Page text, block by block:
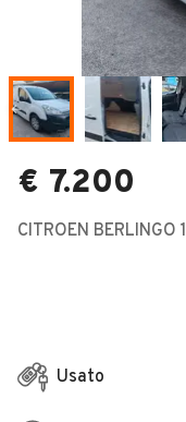
Camper
Veicoli
Concessionari
€ 7.200
CITROEN BERLINGO
Usato